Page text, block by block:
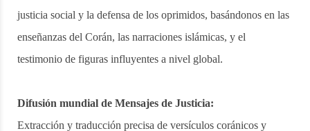
justicia social y la defensa de los oprimidos, basándonos en las
enseñanzas del Corán, las narraciones islámicas, y el
testimonio de figuras influyentes a nivel global.
Difusión mundial de Mensajes de Justicia:
Extracción y traducción precisa de versículos coránicos y